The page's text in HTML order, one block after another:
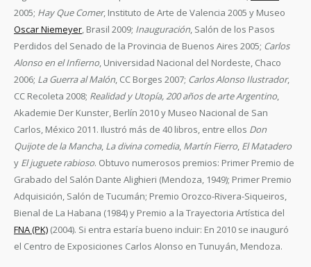
2005; Hay Que Comer, Instituto de Arte de Valencia 2005 y Museo
Oscar Niemeyer, Brasil 2009; Inauguración, Salón de los Pasos
Perdidos del Senado de la Provincia de Buenos Aires 2005; Carlos
Alonso en el Infierno, Universidad Nacional del Nordeste, Chaco
2006; La Guerra al Malón, CC Borges 2007; Carlos Alonso Ilustrador,
CC Recoleta 2008; Realidad y Utopía, 200 años de arte Argentino,
Akademie Der Kunster, Berlín 2010 y Museo Nacional de San
Carlos, México 2011. Ilustró más de 40 libros, entre ellos Don
Quijote de la Mancha, La divina comedia, Martín Fierro, El Matadero
y El juguete rabioso. Obtuvo numerosos premios: Primer Premio de
Grabado del Salón Dante Alighieri (Mendoza, 1949); Primer Premio
Adquisición, Salón de Tucumán; Premio Orozco-Rivera-Siqueiros,
Bienal de La Habana (1984) y Premio a la Trayectoria Artística del
FNA (PK) (2004). Si entra estaría bueno incluir: En 2010 se inauguró
el Centro de Exposiciones Carlos Alonso en Tunuyán, Mendoza.